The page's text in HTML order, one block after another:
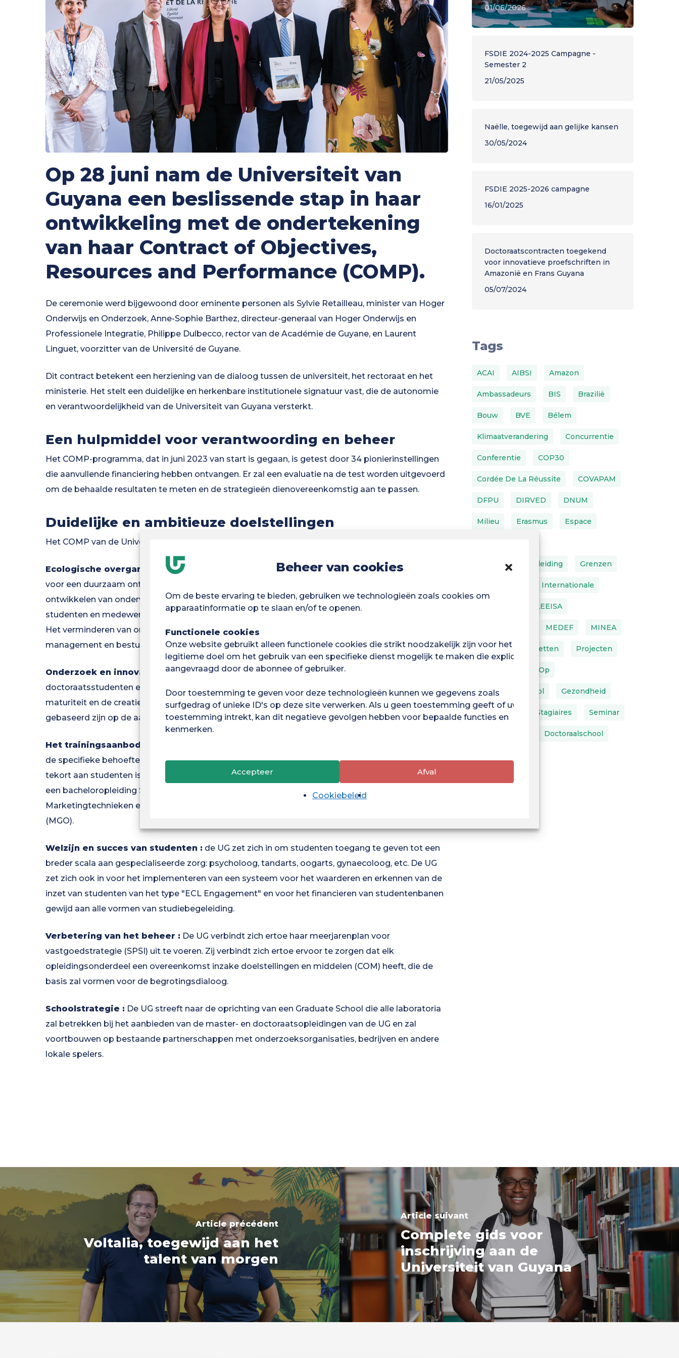
Beheer van cookies
Om de beste ervaring te bieden, gebruiken we technologieën zoals cookies om
apparaatinformatie op te slaan en/of te openen.
Functionele cookies
Onze website gebruikt alleen functionele cookies die strikt noodzakelijk zijn voor het
legitieme doel om het gebruik van een specifieke dienst mogelijk te maken die expliciet is
aangevraagd door de abonnee of gebruiker.
Door toestemming te geven voor deze technologieën kunnen we gegevens zoals
surfgedrag of unieke ID's op deze site verwerken. Als u geen toestemming geeft of uw
toestemming intrekt, kan dit negatieve gevolgen hebben voor bepaalde functies en
kenmerken.
Accepteer Afval
Cookiebeleid
Op 28 juni nam de Universiteit van
Guyana een beslissende stap in haar
ontwikkeling met de ondertekening
van haar Contract of Objectives,
Resources and Performance (COMP).
De ceremonie werd bijgewoond door eminente personen als Sylvie Retailleau, minister van Hoger
Onderwijs en Onderzoek, Anne-Sophie Barthez, directeur-generaal van Hoger Onderwijs en
Professionele Integratie, Philippe Dulbecco, rector van de Académie de Guyane, en Laurent
Linguet, voorzitter van de Université de Guyane.
Dit contract betekent een herziening van de dialoog tussen de universiteit, het rectoraat en het
ministerie. Het stelt een duidelijke en herkenbare institutionele signatuur vast, die de autonomie
en verantwoordelijkheid van de Universiteit van Guyana versterkt.
Een hulpmiddel voor verantwoording en beheer
Het COMP-programma, dat in juni 2023 van start is gegaan, is getest door 34 pionierinstellingen
die aanvullende financiering hebben ontvangen. Er zal een evaluatie na de test worden uitgevoerd
om de behaalde resultaten te meten en de strategieën dienovereenkomstig aan te passen.
Duidelijke en ambitieuze doelstellingen
Het COMP van de Universiteit van Guyana heeft zes doelstellingen:
Ecologische overgang en duurzame ontwikkeling :De Universiteit van Guyana zet zich in
voor een duurzaam ontwikkelingsbeleid op basis van de volgende strategische oriëntaties: - Het
ontwikkelen van onderwijs over de uitdagingen van de ecologische transitie en bewustmaking van
studenten en medewerkers van de noodzaak om hun ecologische voetafdruk te verminderen. -
Het verminderen van onze ecologische voetafdruk door het toepassen van gezonde operationele,
management en bestuurlijke praktijken.
Onderzoek en innovatie :
De UG wil de rijping van de onderzoeksresultaten van haar
doctoraatsstudenten en docent-onderzoekers ondersteunen door de niveaus van technologische
maturiteit en de creatie van spin-offs (innovatieve bedrijven) te bevorderen. Dit project zal
gebaseerd zijn op de aanwerving van een maturatiemanager.
Het trainingsaanbod aanpassen :
de specifieke behoeften van de regio en om meer studenten op te leiden in sectoren waar een
tekort aan studenten is: oprichting van een masteropleiding Civiele Techniek in september 2023,
een bacheloropleiding STAPS en een verhoging van de instroomcapaciteit van de opleiding
Marketingtechnieken en de opleiding Professioneel Management en Organisatiemanagement
(MGO).
Welzijn en succes van studenten : de UG zet zich in om studenten toegang te geven tot een
breder scala aan gespecialiseerde zorg: psycholoog, tandarts, oogarts, gynaecoloog, etc. De UG
zet zich ook in voor het implementeren van een systeem voor het waarderen en erkennen van de
inzet van studenten van het type "ECL Engagement" en voor het financieren van studentenbanen
gewijd aan alle vormen van studiebegeleiding.
Verbetering van het beheer : De UG verbindt zich ertoe haar meerjarenplan voor
vastgoedstrategie (SPSI) uit te voeren. Zij verbindt zich ertoe ervoor te zorgen dat elk
opleidingsonderdeel een overeenkomst inzake doelstellingen en middelen (COM) heeft, die de
basis zal vormen voor de begrotingsdialoog.
Schoolstrategie : De UG streeft naar de oprichting van een Graduate School die alle laboratoria
zal betrekken bij het aanbieden van de master- en doctoraatsopleidingen van de UG en zal
voortbouwen op bestaande partnerschappen met onderzoeksorganisaties, bedrijven en andere
lokale spelers.
01/06/2026
FSDIE 2024-2025 Campagne -
Semester 2
21/05/2025
Naëlle, toegewijd aan gelijke kansen
30/05/2024
FSDIE 2025-2026 campagne
16/01/2025
Doctoraatscontracten toegekend
voor innovatieve proefschriften in
Amazonië en Frans Guyana
05/07/2024
Tags
ACAI AIBSI Amazon
Ambassadeurs BIS Brazilië
Bouw BVE Bélem
Klimaatverandering Concurrentie
Conferentie COP30
Cordée De La Réussite COVAPAM
DFPU DIRVED DNUM
Milieu Erasmus Espace
Voortgezette Opleiding Grenzen
Internationale
LEEISA
MEDEF MINEA
MT180 Portretten Projecten
Zoek Op
Terug Naar School Gezondheid
Ruimtelijke Stagiaires Seminar
Doctoraalschool
Article précédent
Voltalia, toegewijd aan het
talent van morgen
Article suivant
Complete gids voor
inschrijving aan de
Universiteit van Guyana